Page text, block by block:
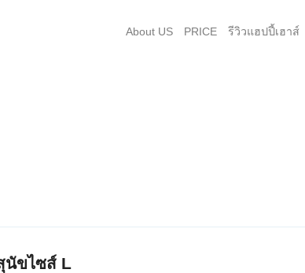
About US PRICE รีวิวแฮปปี้เฮาส์
นัขไซส์ L